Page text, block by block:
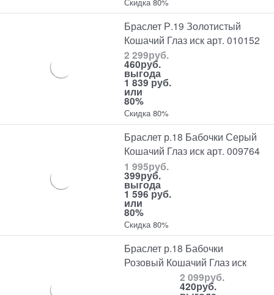
Браслет Р.19 Золотистый
Кошачий Глаз иск арт. 010152
2 299руб.
460руб.
выгода
1 839 руб.
или
80%
Скидка 80%
Браслет р.18 Бабочки Серый
Кошачий Глаз иск арт. 009764
1 995руб.
399руб.
выгода
1 596 руб.
или
80%
Скидка 80%
Браслет р.18 Бабочки
Розовый Кошачий Глаз иск
2 099руб.
420руб.